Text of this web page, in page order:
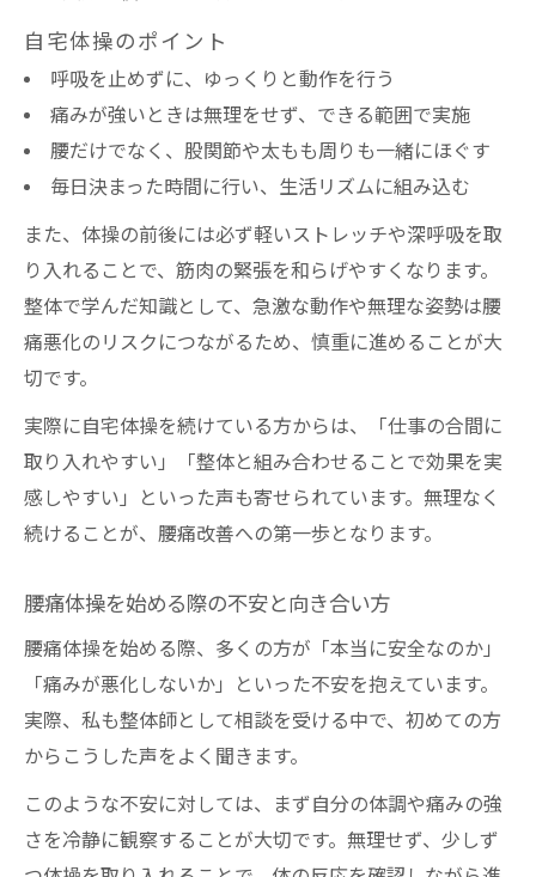
自宅体操のポイント
呼吸を止めずに、ゆっくりと動作を行う
痛みが強いときは無理をせず、できる範囲で実施
腰だけでなく、股関節や太もも周りも一緒にほぐす
毎日決まった時間に行い、生活リズムに組み込む
また、体操の前後には必ず軽いストレッチや深呼吸を取
り入れることで、筋肉の緊張を和らげやすくなります。
整体で学んだ知識として、急激な動作や無理な姿勢は腰
痛悪化のリスクにつながるため、慎重に進めることが大
切です。
実際に自宅体操を続けている方からは、「仕事の合間に
取り入れやすい」「整体と組み合わせることで効果を実
感しやすい」といった声も寄せられています。無理なく
続けることが、腰痛改善への第一歩となります。
腰痛体操を始める際の不安と向き合い方
腰痛体操を始める際、多くの方が「本当に安全なのか」
「痛みが悪化しないか」といった不安を抱えています。
実際、私も整体師として相談を受ける中で、初めての方
からこうした声をよく聞きます。
このような不安に対しては、まず自分の体調や痛みの強
さを冷静に観察することが大切です。無理せず、少しず